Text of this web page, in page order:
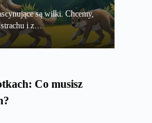
są wilki. Chcemy,
strachu i z…
Co musisz